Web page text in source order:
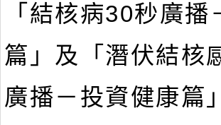
「結核病30秒廣
篇」及「潛伏結核
廣播－投資健康篇